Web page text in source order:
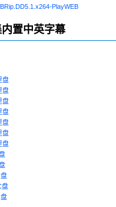
PlayWEB
置中英字幕
盘
盘
盘
盘
盘
盘
盘
盘